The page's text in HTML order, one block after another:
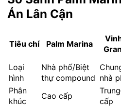
Án Lân Cận
Tiêu chí Palm Marina
Loại
hình
Nhà phố/Biệt
thự compound nhà
Phân
khúc
Cao cấp
cấp